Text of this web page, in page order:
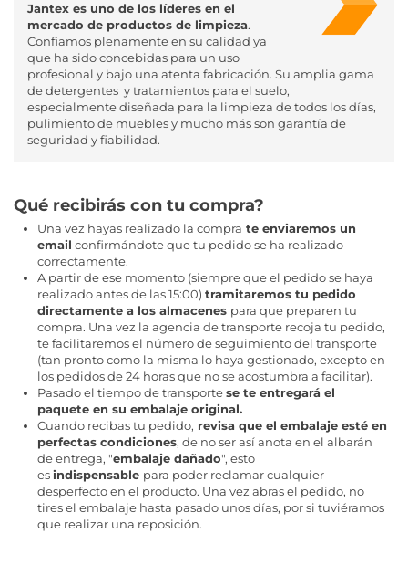
Jantex es uno de los líderes en el
mercado de productos de limpieza.
Confiamos plenamente en su calidad ya
que ha sido concebidas para un uso
profesional y bajo una atenta fabricación. Su amplia gama
de detergentes y tratamientos para el suelo,
especialmente diseñada para la limpieza de todos los días,
pulimiento de muebles y mucho más son garantía de
seguridad y fiabilidad.
Qué recibirás con tu compra?
Una vez hayas realizado la compra te enviaremos un
email confirmándote que tu pedido se ha realizado
correctamente.
A partir de ese momento (siempre que el pedido se haya
realizado antes de las 15:00) tramitaremos tu pedido
directamente a los almacenes para que preparen tu
compra. Una vez la agencia de transporte recoja tu pedido,
te facilitaremos el número de seguimiento del transporte
(tan pronto como la misma lo haya gestionado, excepto en
los pedidos de 24 horas que no se acostumbra a facilitar).
Pasado el tiempo de transportese te entregará el
paquete en su embalaje original.
Cuando recibas tu pedido, revisa que el embalaje esté en
perfectas condiciones, de no ser así anota en el albarán
de entrega, "embalaje dañado", esto
esindispensable para poder reclamar cualquier
desperfecto en el producto. Una vez abras el pedido, no
tires el embalaje hasta pasado unos días, por si tuviéramos
que realizar una reposición.